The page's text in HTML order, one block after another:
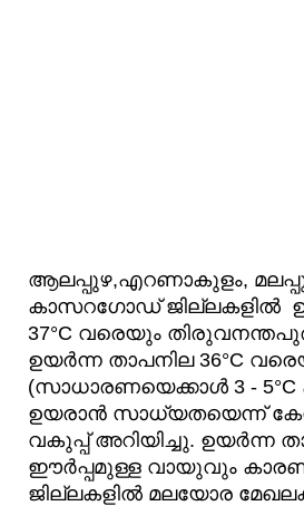
ആലപ്പുഴ,എറണാകുളം,
കാസറഗോഡ് ജില്ലകളിൽ
37°C വരെയും
ഉയർന്ന താപനില 36°C
(സാധാരണയെക്കാൾ 3 -
ഉയരാൻ സാധ്യതയെന്ന്
വകുപ്പ് അറിയിച്ചു. ഉയർന്ന
ഈർപ്പമുള്ള വായുവും
ജില്ലകളിൽ മലയോര